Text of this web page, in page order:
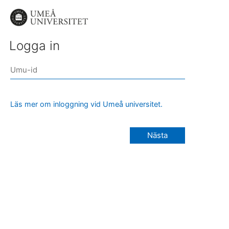
Logga in
Läs mer om inloggning vid Umeå universitet.
Nästa